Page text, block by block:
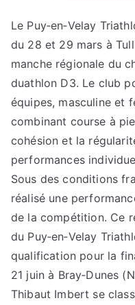
Le Puy‑en‑Velay
du 28 et 29 mars à
manche régionale du
duathlon D3. Le club
équipes, masculine et
combinant course à
cohésion et la
performances
Sous des conditions
réalisé une
de la compétition. Ce
du Puy‑en‑Velay
qualification pour la
21 juin à Bray‑Dunes
Thibaut Imbert se